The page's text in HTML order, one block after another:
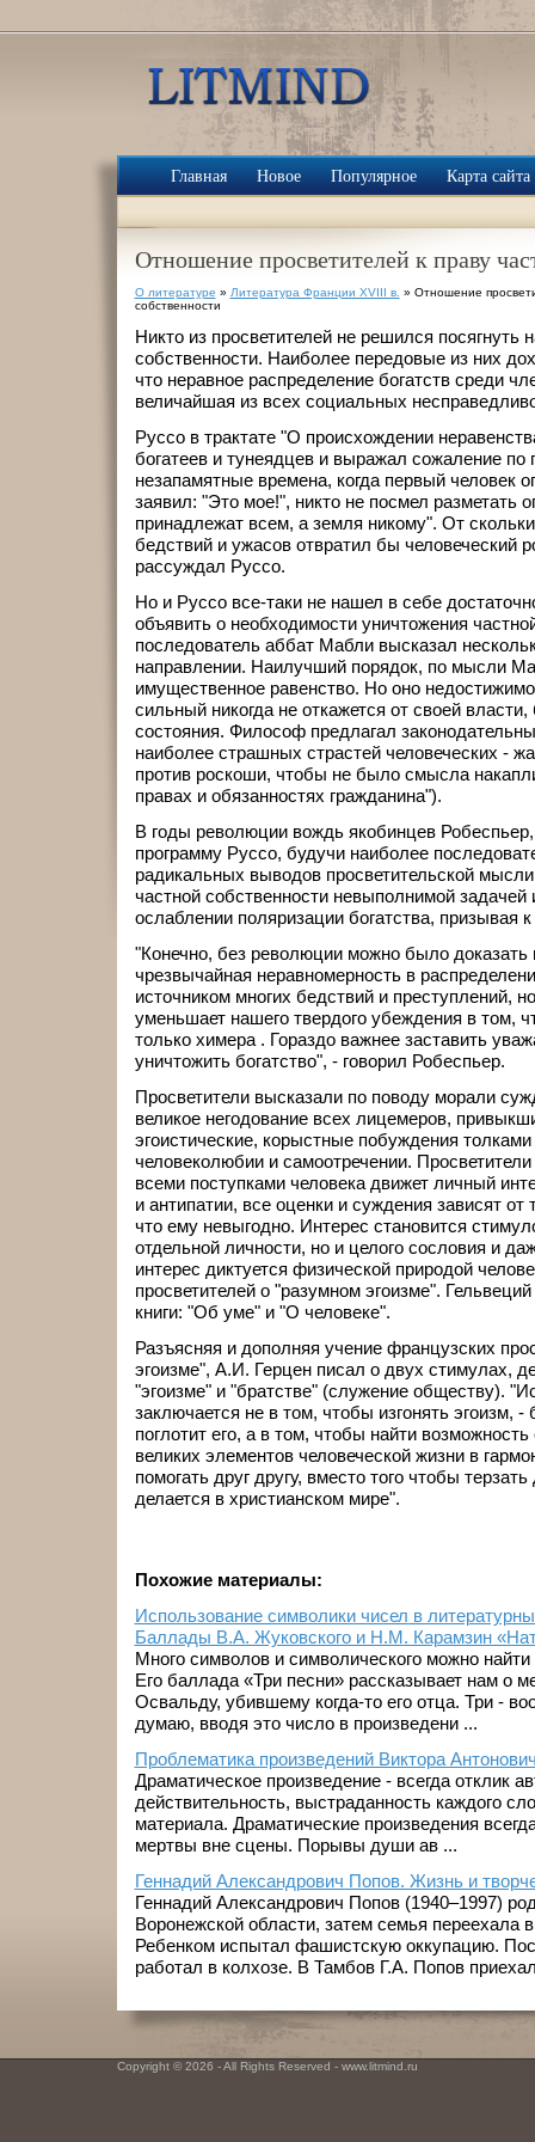
Главная Новое Популярное Карта сайта
Отношение просветителей к праву
О литературе » Литература Франции XVIII в. » Отношение
собственности
Никто из просветителей не решился посягнуть
собственности. Наиболее передовые из них
что неравное распределение богатств среди
величайшая из всех социальных
Руссо в трактате "О происхождении
богатеев и тунеядцев и выражал сожаление по
незапамятные времена, когда первый человек
заявил: "Это мое!", никто не посмел разметать
принадлежат всем, а земля никому". От
бедствий и ужасов отвратил бы человеческий
рассуждал Руссо.
Но и Руссо все-таки не нашел в себе
объявить о необходимости уничтожения
последователь аббат Мабли высказал
направлении. Наилучший порядок, по мысли
имущественное равенство. Но оно
сильный никогда не откажется от своей власти,
состояния. Философ предлагал
наиболее страшных страстей человеческих -
против роскоши, чтобы не было смысла
правах и обязанностях гражданина").
В годы революции вождь якобинцев
программу Руссо, будучи наиболее
радикальных выводов просветительской
частной собственности невыполнимой
ослаблении поляризации богатства, призывая
"Конечно, без революции можно было доказать
чрезвычайная неравномерность в
источником многих бедствий и преступлений,
уменьшает нашего твердого убеждения в том,
только химера . Гораздо важнее заставить
уничтожить богатство", - говорил Робеспьер.
Просветители высказали по поводу морали
великое негодование всех лицемеров,
эгоистические, корыстные побуждения
человеколюбии и самоотречении.
всеми поступками человека движет личный
и антипатии, все оценки и суждения зависят от
что ему невыгодно. Интерес становится
отдельной личности, но и целого сословия и
интерес диктуется физической природой
просветителей о "разумном эгоизме".
книги: "Об уме" и "О человеке".
Разъясняя и дополняя учение французских
эгоизме", А.И. Герцен писал о двух стимулах,
"эгоизме" и "братстве" (служение обществу).
заключается не в том, чтобы изгонять эгоизм, -
поглотит его, а в том, чтобы найти
великих элементов человеческой жизни в
помогать друг другу, вместо того чтобы терзать
делается в христианском мире".
Похожие материалы:
Использование символики чисел в
Баллады В.А. Жуковского и Н.М. Карамзин
Много символов и символического можно
Его баллада «Три песни» рассказывает нам о
Освальду, убившему когда-то его отца. Три -
думаю, вводя это число в произведени ...
Проблематика произведений Виктора
Драматическое произведение - всегда отклик
действительность, выстраданность каждого
материала. Драматические произведения
мертвы вне сцены. Порывы души ав ...
Геннадий Александрович Попов. Жизнь и
Геннадий Александрович Попов (1940–1997)
Воронежской области, затем семья переехала
Ребенком испытал фашистскую оккупацию.
работал в колхозе. В Тамбов Г.А. Попов
Copyright © 2026 - All Rights Reserved - www.litmind.ru